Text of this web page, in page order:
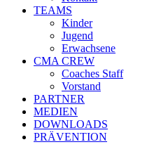
TEAMS
Kinder
Jugend
Erwachsene
CMA CREW
Coaches Staff
Vorstand
PARTNER
MEDIEN
DOWNLOADS
PRÄVENTION